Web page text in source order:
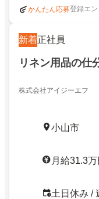
かんたん応募登録エ
新着正社員
リネン用品の仕
株式会社アイジーエフ
小山市
月給31.3
土日休み /